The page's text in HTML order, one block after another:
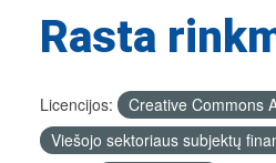
Rasta
Licencijos: Creative Commons
Viešojo sektoriaus subjektų